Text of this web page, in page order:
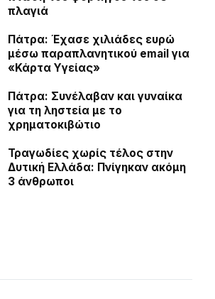
πλαγιά
Πάτρα: Έχασε χιλιάδες ευρώ
μέσω παραπλανητικού email για
«Κάρτα Υγείας»
Πάτρα: Συνέλαβαν και γυναίκα
για τη ληστεία με το
χρηματοκιβώτιο
Τραγωδίες χωρίς τέλος στην
Δυτική Ελλάδα: Πνίγηκαν ακόμη
3 άνθρωποι